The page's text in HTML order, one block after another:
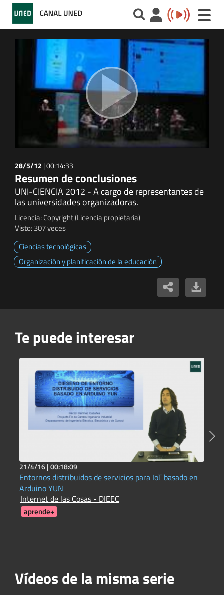
Toggle
28/5/12 |00:14:33
Resumen de conclusiones
UNI-CIENCIA 2012 - A cargo de representantes de
las universidades organizadoras.
Licencia: Copyright (Licencia propietaria)
Visto: 307 veces
Ciencias tecnológicas
Organización y planificación de la educación
Te puede interesar
21/4/16 |00:18:09
Entornos distribuidos de servicios para IoT basado en
Arduino YUN
Internet de las Cosas - DIEEC
aprende+
Vídeos de la misma serie